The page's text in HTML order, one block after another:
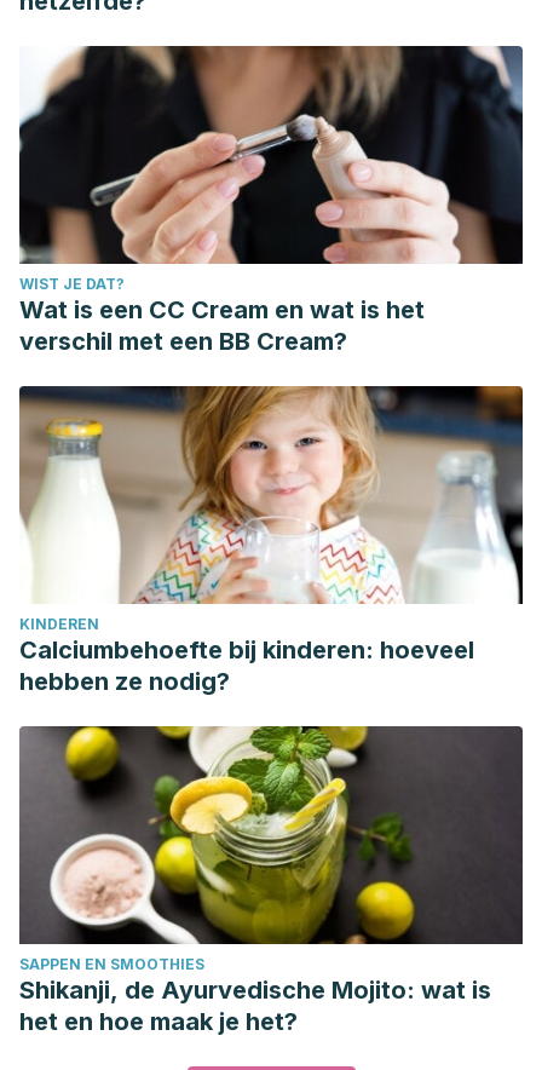
WIST JE DAT?
Wat is een CC Cream en wat is het
verschil met een BB Cream?
KINDEREN
Calciumbehoefte bij kinderen: hoeveel
hebben ze nodig?
SAPPEN EN SMOOTHIES
Shikanji, de Ayurvedische Mojito: wat is
het en hoe maak je het?